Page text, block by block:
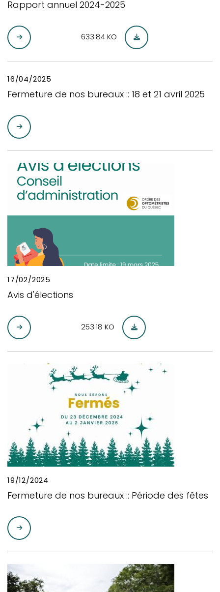
Rapport annuel 2024-2025
633.84 KO
16/04/2025
Fermeture de nos bureaux :: 18 et 21 avril 2025
17/02/2025
Avis d'élections
253.18 KO
19/12/2024
Fermeture de nos bureaux :: Période des fêtes